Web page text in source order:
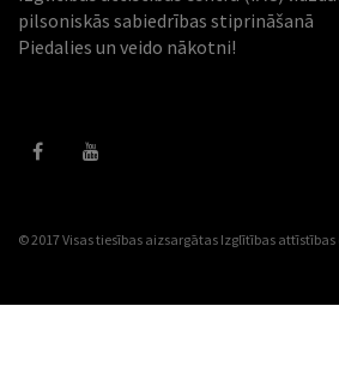
pilsoniskās sabiedrības stiprināšanā
Piedalies un veido nākotni!
© 2017 Visas tiesības aizsargātas Izglītības attīstības